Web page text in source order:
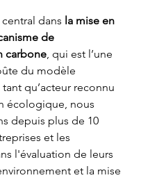
dans la mise en
de
carbone, qui est l’une
du modèle
tant qu’acteur reconnu
écologique, nous
depuis plus de 10
et les
l'évaluation de leurs
et la mise